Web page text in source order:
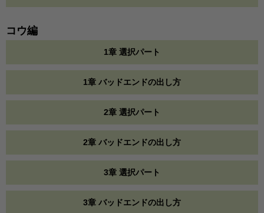
コウ編
1章 選択パート
1章 バッドエンドの出し方
2章 選択パート
2章 バッドエンドの出し方
3章 選択パート
3章 バッドエンドの出し方